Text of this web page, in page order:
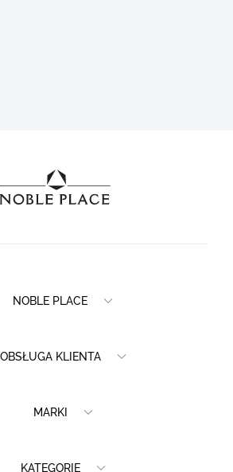
NOBLE PLACE
OBSŁUGA KLIENTA
MARKI
KATEGORIE